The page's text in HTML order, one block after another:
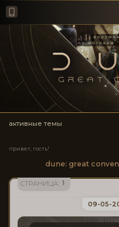
активные темы
привет, гость!
dune: great
СТРАНИЦА: 1
09-05-